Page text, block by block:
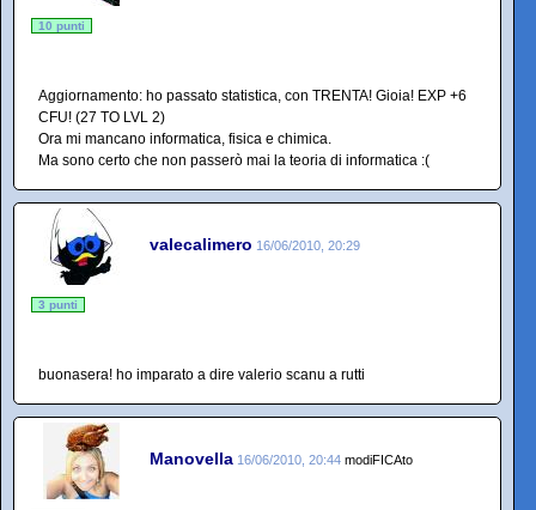
10 punti
Aggiornamento: ho passato statistica, con TRENTA! Gioia! EXP +6
CFU! (27 TO LVL 2)
Ora mi mancano informatica, fisica e chimica.
Ma sono certo che non passerò mai la teoria di informatica :(
valecalimero 16/06/2010, 20:29
3 punti
buonasera! ho imparato a dire valerio scanu a rutti
Manovella 16/06/2010, 20:44 modiFICAto